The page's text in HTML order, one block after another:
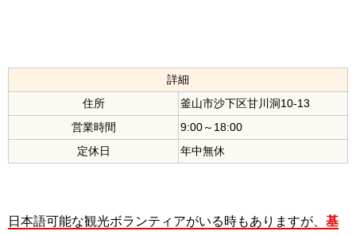
詳細
住所
釜山市沙下区甘川洞10-13
営業時間
9:00～18:00
定休日
年中無休
日本語可能な観光ボランティアがいる時もありますが、 基